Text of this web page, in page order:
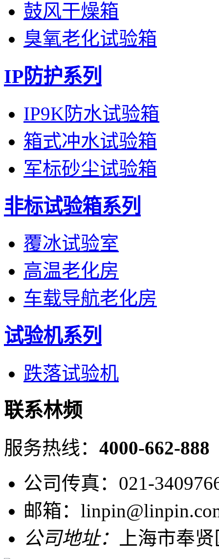
鼓风干燥箱
臭氧老化试验箱
IP防护系列
IP9K防水试验箱
箱式冲水试验箱
军标砂尘试验箱
非标试验箱系列
覆冰试验室
高温老化房
车载导航老化房
试验机系列
跌落试验机
联系林频
服务热线： 4000-662-888
公司传真：021-
邮箱：
公司地址：
上海市奉